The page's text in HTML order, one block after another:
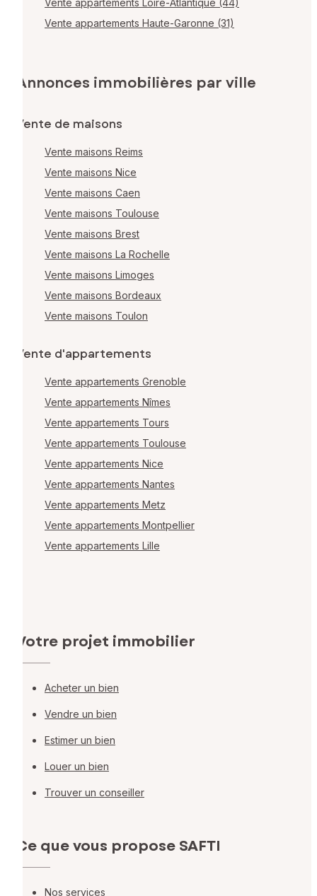
Vente appartements Loire-Atlantique (44)
Vente appartements Haute-Garonne (31)
Annonces immobilières par ville
Vente de maisons
Vente maisons Reims
Vente maisons Nice
Vente maisons Caen
Vente maisons Toulouse
Vente maisons Brest
Vente maisons La Rochelle
Vente maisons Limoges
Vente maisons Bordeaux
Vente maisons Toulon
Vente d'appartements
Vente appartements Grenoble
Vente appartements Nîmes
Vente appartements Tours
Vente appartements Toulouse
Vente appartements Nice
Vente appartements Nantes
Vente appartements Metz
Vente appartements Montpellier
Vente appartements Lille
Votre projet immobilier
Acheter un bien
Vendre un bien
Estimer un bien
Louer un bien
Trouver un conseiller
Ce que vous propose SAFTI
Nos services